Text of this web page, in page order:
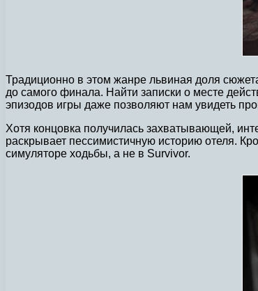
Традиционно в этом жанре львиная доля
до самого финала. Найти записки о месте
эпизодов игры даже позволяют нам увидеть
Хотя концовка получилась захватывающей,
раскрывает пессимистичную историю отеля.
симуляторе ходьбы, а не в Survivor.